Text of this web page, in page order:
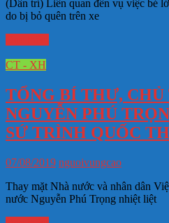
(Dân trí) Liên quan đến vụ việc bé
do bị bỏ quên trên xe
CT - XH
TỔNG BÍ THƯ,
NGUYỄN PHÚ
SỨ TRÌNH QUỐC
07/08/2019 nguoivungcao
Thay mặt Nhà nước và nhân dân
nước Nguyễn Phú Trọng nhiệt liệt